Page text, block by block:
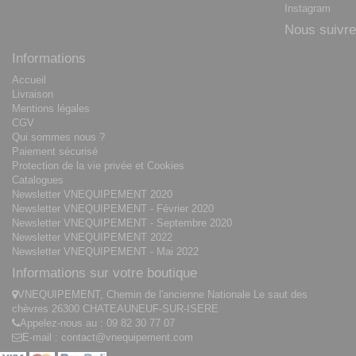
Instagram
Nous suivre
Informations
Accueil
Livraison
Mentions légales
CGV
Qui sommes nous ?
Paiement sécurisé
Protection de la vie privée et Cookies
Catalogues
Newsletter VNEQUIPEMENT 2020
Newsletter VNEQUIPEMENT - Février 2020
Newsletter VNEQUIPEMENT - Septembre 2020
Newsletter VNEQUIPEMENT 2022
Newsletter VNEQUIPEMENT - Mai 2022
Informations sur votre boutique
VNEQUIPEMENT, Chemin de l'ancienne Nationale Le saut des
chèvres 26300 CHATEAUNEUF-SUR-ISERE
Appelez-nous au : 09 82 30 77 07
E-mail : contact@vnequipement.com